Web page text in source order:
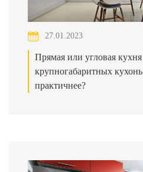
27.01.2023
Прямая или угловая
крупногабаритных
практичнее?